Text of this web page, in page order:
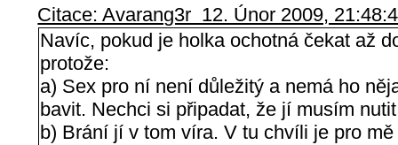
Citace: Avarang3r 12. Únor 2009,
Navíc, pokud je holka ochotná čekat až
protože:
a) Sex pro ní není důležitý a nemá ho
bavit. Nechci si připadat, že jí musím
b) Brání jí v tom víra. V tu chvíli je pro